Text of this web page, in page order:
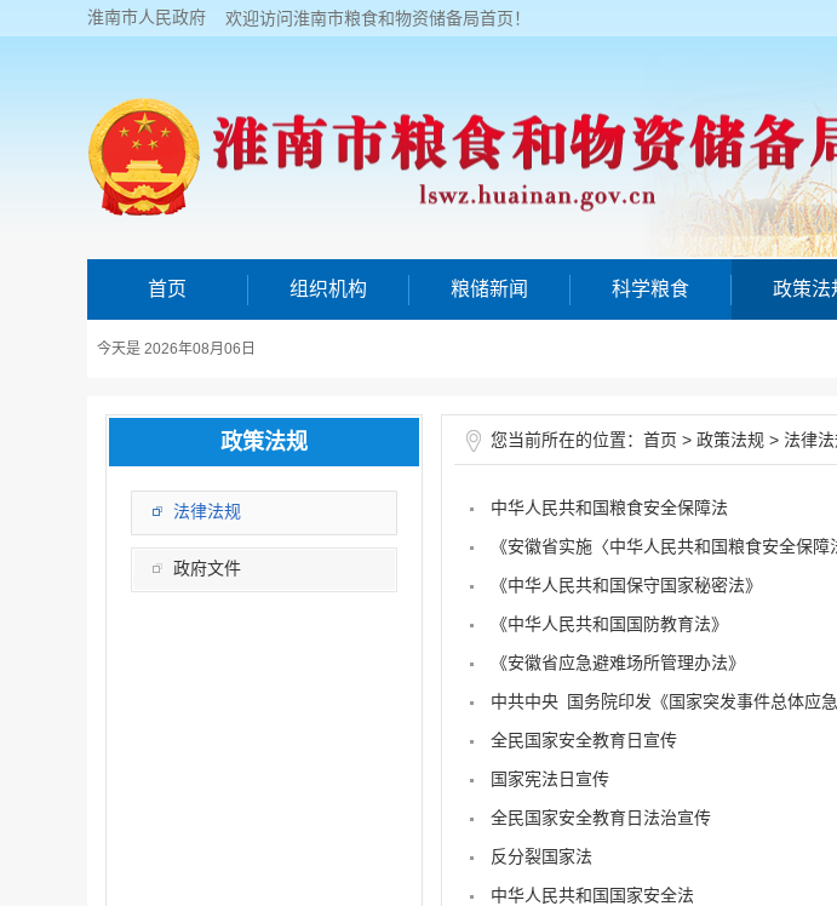
淮南市人民政府 欢迎访问淮南市粮食和物资储备局首页！
首页 组织机构 粮储新闻 科学粮食 政策法
今天是 2026年08月06日
政策法规
法律法规
政府文件
您当前所在的位置： 首页 > 政策法规 > 法律
中华人民共和国粮食安全保障法
《安徽省实施〈中华人民共和国粮食安全保障
《中华人民共和国保守国家秘密法》
《中华人民共和国国防教育法》
《安徽省应急避难场所管理办法》
中共中央 国务院印发《国家突发事件总体应急
全民国家安全教育日宣传
国家宪法日宣传
全民国家安全教育日法治宣传
反分裂国家法
中华人民共和国国家安全法